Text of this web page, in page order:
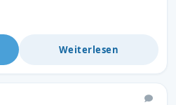
Weiterlesen